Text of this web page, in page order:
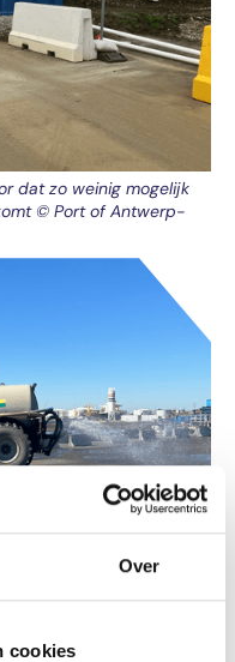
Over
cookies
dat zo weinig mogelijk
© Port of Antwerp-
vochtig zodat stof niet